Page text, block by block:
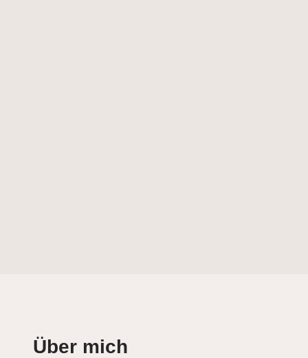
Über mich